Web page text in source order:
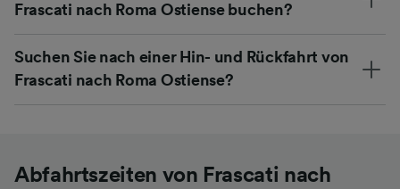
Frascati nach Roma Ostiense buchen?
Suchen Sie nach einer Hin- und Rückfahrt von
Frascati nach Roma Ostiense?
Abfahrtszeiten von Frascati nach